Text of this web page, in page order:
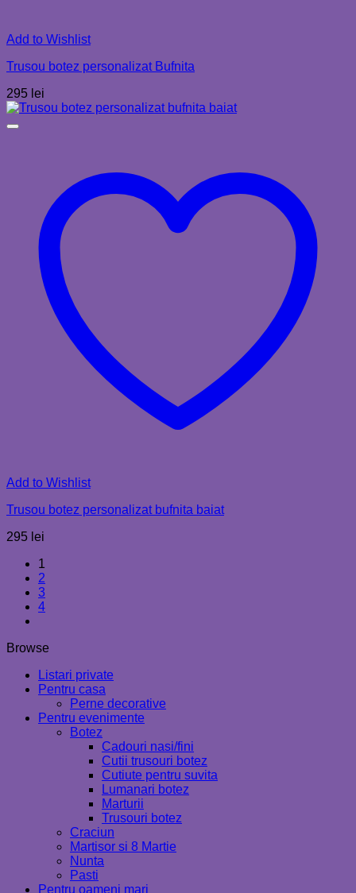
Add to Wishlist
Trusou botez personalizat Bufnita
295 lei
Add to Wishlist
Trusou botez personalizat bufnita baiat
295 lei
1
2
3
4
Browse
Listari private
Pentru casa
Perne decorative
Pentru evenimente
Botez
Cadouri nasi/fini
Cutii trusouri botez
Cutiute pentru suvita
Lumanari botez
Marturii
Trusouri botez
Craciun
Martisor si 8 Martie
Nunta
Pasti
Pentru oameni mari